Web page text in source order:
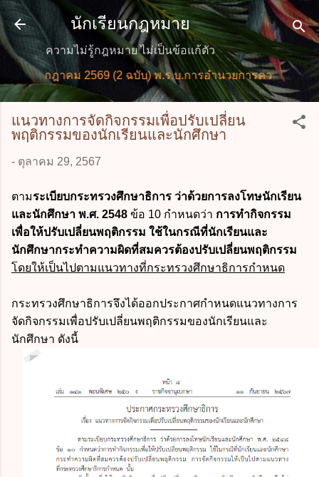
ข้ามไปที่เนื้อหาหลัก
นักเรียนกฎหมาย
ความไม่รู้กฎหมาย ไม่เป็นข้อแก้ตัว
กรกฎาคม 2569 (2 ฉบับ) พ.ร.บ.การอำนวยการความสะดวก
แนวทางการจัดกิจกรรมเพื่อปรับเปลี่ยน
พฤติกรรมของนักเรียนและนักศึกษา
- ตุลาคม 29, 2567
ตามระเบียบกระทรวงศึกษาธิการ ว่าด้วยการลงโทษนักเรียน
และนักศึกษา พ.ศ. 2548 ข้อ 10 กำหนดว่า การทำกิจกรรม
เพื่อให้ปรับเปลี่ยนพฤติกรรม ใช้ในกรณีที่นักเรียนและ
นักศึกษากระทำความผิดที่สมควรต้องปรับเปลี่ยนพฤติกรรม
โดยให้เป็นไปตามแนวทางที่กระทรวงศึกษาธิการกำหนด
กระทรวงศึกษาธิการจึงได้ออกประกาศกำหนดแนวทางการ
จัดกิจกรรมเพื่อปรับเปลี่ยนพฤติกรรมของนักเรียนและ
นักศึกษา ดังนี้